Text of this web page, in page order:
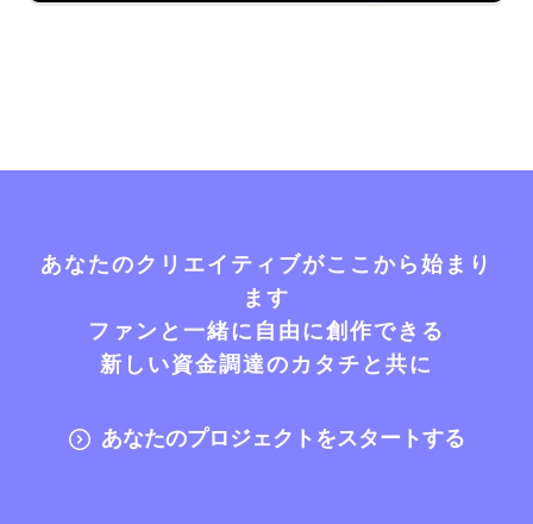
あなたのクリエイティブがここから始まり
ます
ファンと一緒に自由に創作できる
新しい資金調達のカタチと共に
あなたのプロジェクトをスタートする